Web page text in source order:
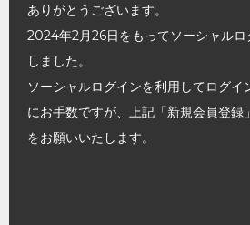
ありがとうございます。
2024年2月26日をもってソーシャルロ
しました。
ソーシャルログインを利用してログイ
にお手数ですが、上記「新規会員登録
をお願いいたします。